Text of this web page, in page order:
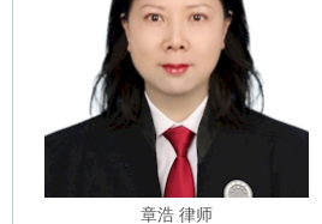
章浩 律师